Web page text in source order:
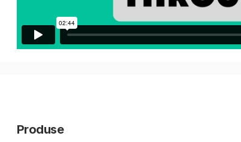
Produse